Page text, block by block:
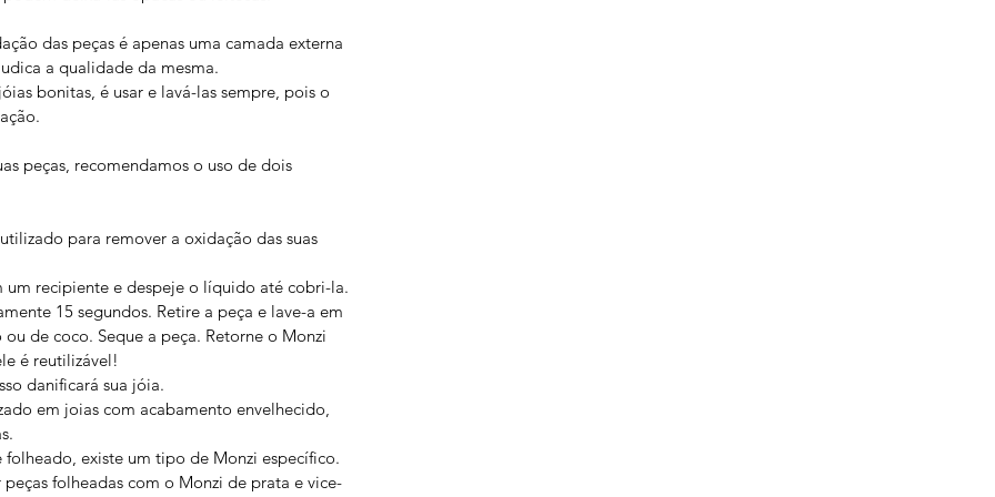
das peças é apenas uma camada externa
a qualidade da mesma.
bonitas, é usar e lavá-las sempre, pois o
peças, recomendamos o uso de dois
para remover a oxidação das suas
recipiente e despeje o líquido até cobri-la.
15 segundos. Retire a peça e lave-a em
de coco. Seque a peça. Retorne o Monzi
é reutilizável!
danificará sua jóia.
em joias com acabamento envelhecido,
existe um tipo de Monzi específico.
folheadas com o Monzi de prata e vice-